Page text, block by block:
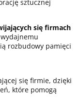
sztucznej
się firmach
rozbudowy pamięci
się firmie, dzięki
które pomogą